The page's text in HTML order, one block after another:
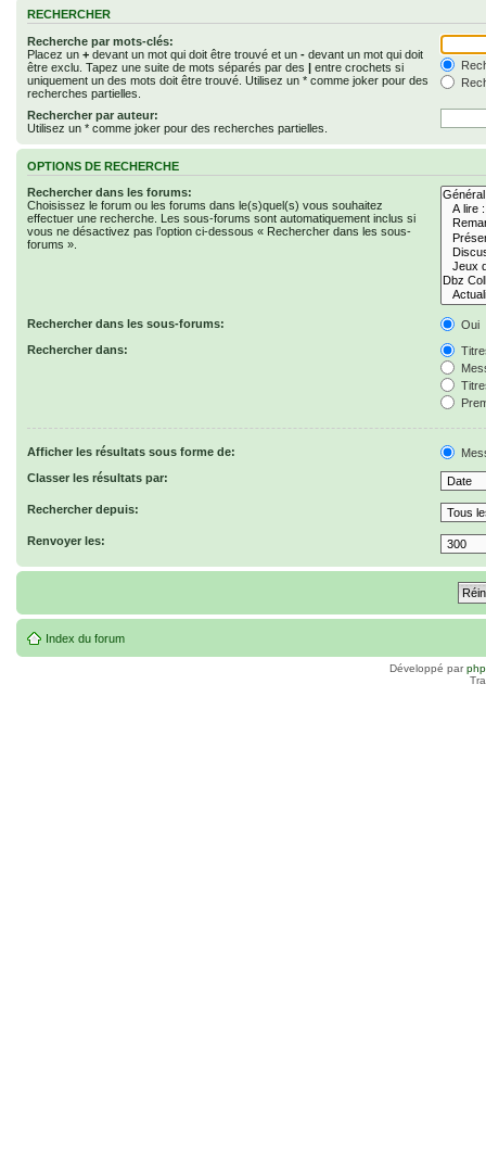
RECHERCHER
Recherche par mots-clés:
Placez un + devant un mot qui doit être trouvé et un - devant un mot qui doit
être exclu. Tapez une suite de mots séparés par des | entre crochets si
uniquement un des mots doit être trouvé. Utilisez un * comme joker pour des
recherches partielles.
Rechercher par auteur:
Utilisez un * comme joker pour des recherches partielles.
OPTIONS DE RECHERCHE
Rechercher dans les forums:
Choisissez le forum ou les forums dans le(s)quel(s) vous souhaitez
effectuer une recherche. Les sous-forums sont automatiquement inclus si
vous ne désactivez pas l’option ci-dessous « Rechercher dans les sous-
forums ».
Rechercher dans les sous-forums:
Oui
Rechercher dans:
Afficher les résultats sous forme de:
Classer les résultats par:
Rechercher depuis:
Renvoyer les:
Index du forum
Développé par